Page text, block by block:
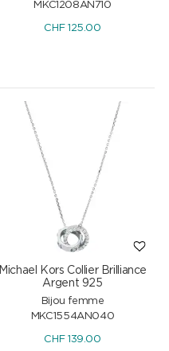
MKC1208AN710
CHF125.00
Michael Kors Collier Brilliance
Argent 925
Bijou femme
MKC1554AN040
CHF139.00